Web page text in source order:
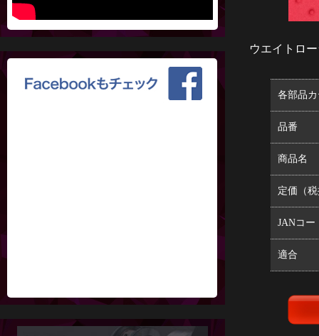
ウエイトロ
各部品
品番
商品名
定価（
JANコー
適合